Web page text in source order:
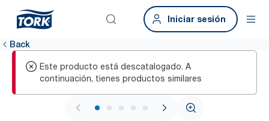
Iniciar sesión
Back
Este producto está descatalogado. A
continuación, tienes productos similares
1 / 5